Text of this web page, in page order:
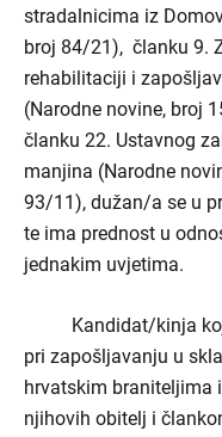
stradalnicima iz
broj 84/21), članku 9.
rehabilitaciji i
(Narodne novine, broj
članku 22. Ustavnog
manjina (Narodne
93/11), dužan/a se u
te ima prednost u
jednakim uvjetima.
Kandidat/kinja koji/
pri zapošljavanju u
hrvatskim braniteljima
njihovih obitelj i